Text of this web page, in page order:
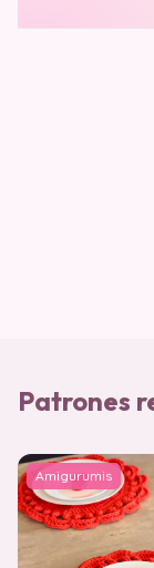
Patrones
Amigurumis